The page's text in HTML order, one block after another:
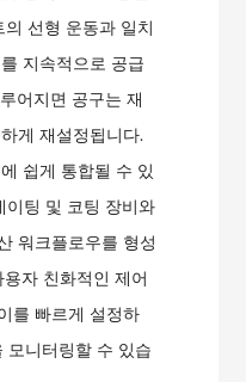
선형 운동과 일치
지속적으로 공급
어지면 공구는 재
게 재설정됩니다.
쉽게 통합될 수 있
이팅 및 코팅 장비와
워크플로우를 형성
자 친화적인 제어
를 빠르게 설정하
모니터링할 수 있습